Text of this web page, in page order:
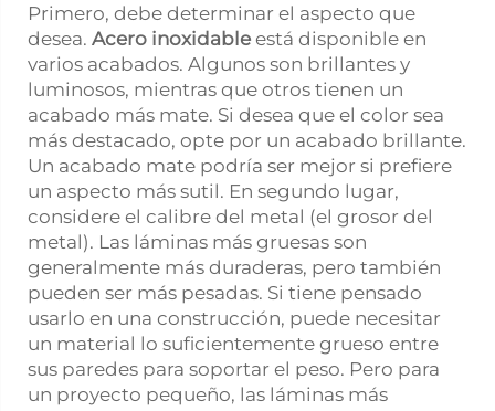
Primero, debe determinar el aspecto que
desea. Acero inoxidable está disponible en
varios acabados. Algunos son brillantes y
luminosos, mientras que otros tienen un
acabado más mate. Si desea que el color sea
más destacado, opte por un acabado brillante.
Un acabado mate podría ser mejor si prefiere
un aspecto más sutil. En segundo lugar,
considere el calibre del metal (el grosor del
metal). Las láminas más gruesas son
generalmente más duraderas, pero también
pueden ser más pesadas. Si tiene pensado
usarlo en una construcción, puede necesitar
un material lo suficientemente grueso entre
sus paredes para soportar el peso. Pero para
un proyecto pequeño, las láminas más